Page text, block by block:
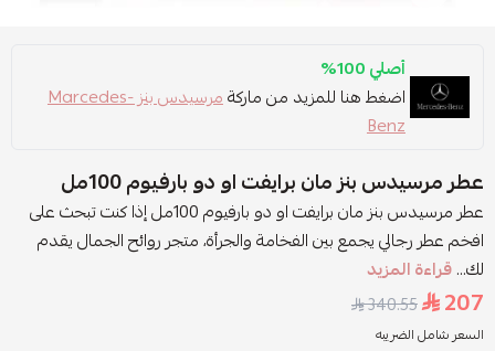
أصلي 100%
اضغط هنا للمزيد من ماركة
مرسيدس بنز Marcedes-
Benz
عطر مرسيدس بنز مان برايفت او دو بارفيوم 100مل
عطر مرسيدس بنز مان برايفت او دو بارفيوم 100مل إذا كنت تبحث على
افخم عطر رجالي يجمع بين الفخامة والجرأة، متجر روائح الجمال يقدم
لك...قراءة المزيد
207
340.55
السعر شامل الضريبه